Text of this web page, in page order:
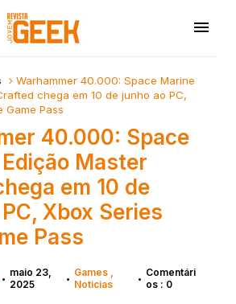
Warhammer 40.000: Space Marine
chega em 10 de junho ao PC,
Game Pass
40.000: Space
Master
em 10 de
Xbox Series
Pass
• maio 23,
2025
• Games
Noticias
• Comentári
os : 0